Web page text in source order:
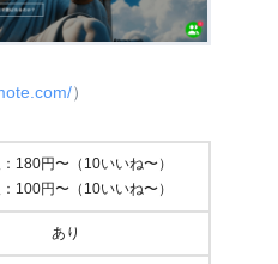
）
180円〜（10いいね〜）
100円〜（10いいね〜）
あり